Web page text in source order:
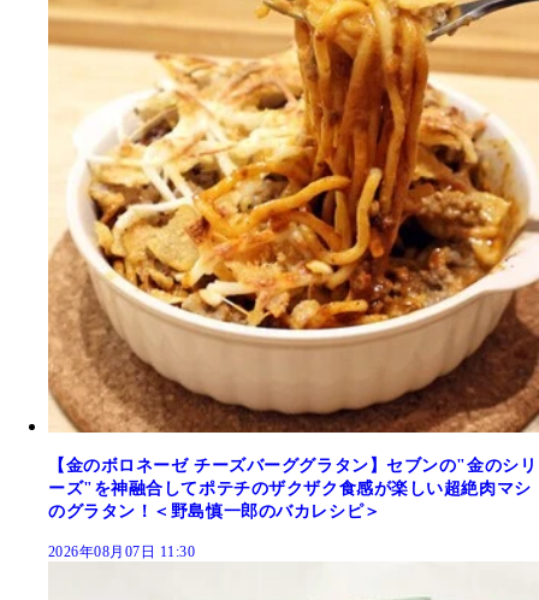
【金のボロネーゼ チーズバーググラタン】セブンの"金のシリ
ーズ"を神融合してポテチのザクザク食感が楽しい超絶肉マシ
のグラタン！＜野島慎一郎のバカレシピ＞
2026年08月07日 11:30